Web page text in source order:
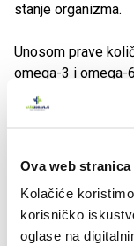
Ova web
Kolačiće
korisničko
oglase na
stanje organizma.
Unosom prave
omega-3 i omega-
eikozanoid, čuvar
kortizola, upala se
novcem.